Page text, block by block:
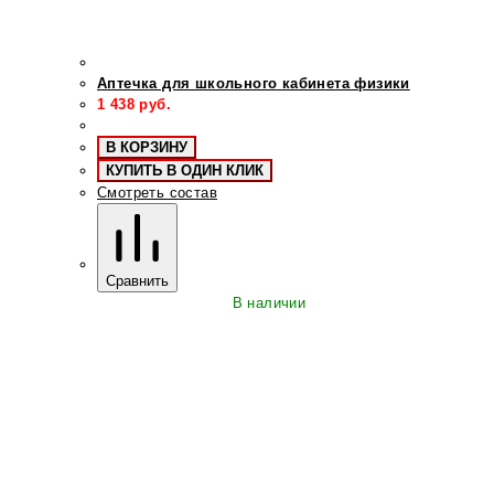
Аптечка для школьного кабинета физики
1 438 руб.
В КОРЗИНУ
КУПИТЬ В ОДИН КЛИК
Смотреть состав
Сравнить
В наличии